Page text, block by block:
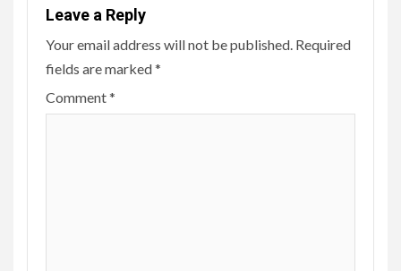
Leave a Reply
Your email address will not be published. Required
fields are marked*
Comment*